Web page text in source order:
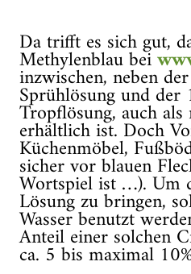
Da trifft es sich gut,
Methylenblau bei
inzwischen, neben
Sprühlösung und der
Tropflösung, auch
erhältlich ist. Doch
Küchenmöbel,
sicher vor blauen
Wortspiel ist …). Um
Lösung zu bringen,
Wasser benutzt
Anteil einer solchen
ca. 5 bis maximal